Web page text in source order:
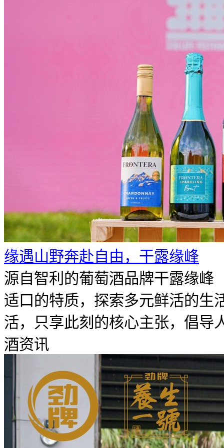
​缘遇山野奔赴自由，干露缘峰
源自智利的葡萄酒品牌干露缘峰
适口的特质，探索多元鲜活的生
活，只享此刻的核心主张，倡导
酒资讯